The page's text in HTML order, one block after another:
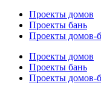
Проекты домов
Проекты бань
Проекты домов-
Проекты домов
Проекты бань
Проекты домов-